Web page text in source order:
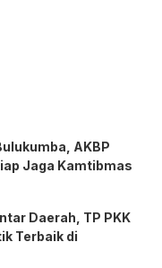
AKBP
Jaga Kamtibmas
Daerah, TP PKK
Terbaik di